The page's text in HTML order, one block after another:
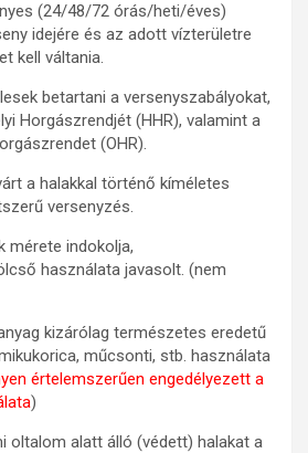
(24/48/72 órás/heti/éves)
idejére és az adott vízterületre
kell váltania.
betartani a versenyszabályokat,
Horgászrendjét (HHR), valamint a
(OHR).
a halakkal történő kíméletes
versenyzés.
mérete indokolja,
használata javasolt. (nem
kizárólag természetes eredetű
műcsonti, stb. használata
értelemszerűen engedélyezett a
)
oltalom alatt álló (védett) halakat a